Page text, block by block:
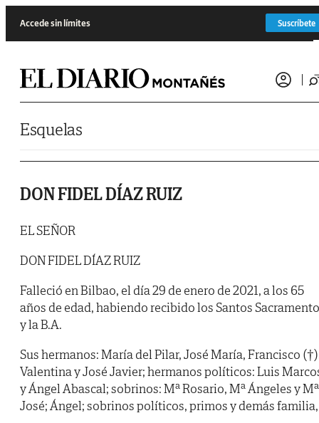
Accede sin límites Suscríbete
Esquelas
DON FIDEL DÍAZ RUIZ
EL SEÑOR
DON FIDEL DÍAZ RUIZ
Falleció en Bilbao, el día 29 de enero de 2021, a los 65
años de edad, habiendo recibido los Santos
y la B.A.
Sus hermanos: María del Pilar, José María, Francisco
Valentina y José Javier; hermanos políticos: Luis
y Ángel Abascal; sobrinos: Mª Rosario, Mª Ángeles y Mª
José; Ángel; sobrinos políticos, primos y demás familia,